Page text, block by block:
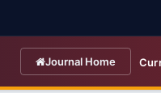
Journal Home